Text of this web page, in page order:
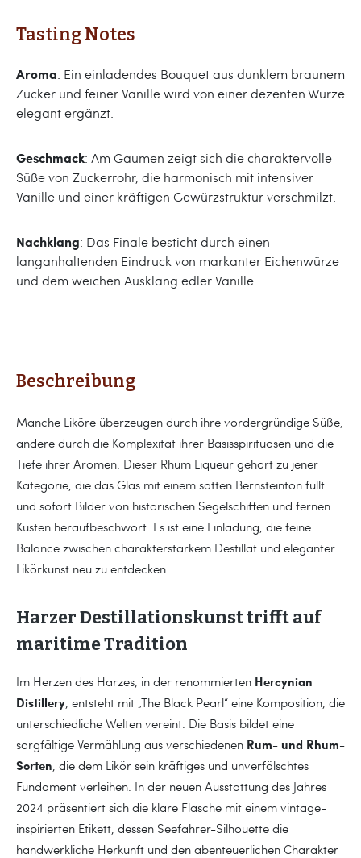
Tasting Notes
Aroma: Ein einladendes Bouquet aus dunklem braunem
Zucker und feiner Vanille wird von einer dezenten Würze
elegant ergänzt.
Geschmack: Am Gaumen zeigt sich die charaktervolle
Süße von Zuckerrohr, die harmonisch mit intensiver
Vanille und einer kräftigen Gewürzstruktur verschmilzt.
Nachklang: Das Finale besticht durch einen
langanhaltenden Eindruck von markanter Eichenwürze
und dem weichen Ausklang edler Vanille.
Beschreibung
Manche Liköre überzeugen durch ihre vordergründige Süße,
andere durch die Komplexität ihrer Basisspirituosen und die
Tiefe ihrer Aromen. Dieser Rhum Liqueur gehört zu jener
Kategorie, die das Glas mit einem satten Bernsteinton füllt
und sofort Bilder von historischen Segelschiffen und fernen
Küsten heraufbeschwört. Es ist eine Einladung, die feine
Balance zwischen charakterstarkem Destillat und eleganter
Likörkunst neu zu entdecken.
Harzer Destillationskunst trifft auf
maritime Tradition
Im Herzen des Harzes, in der renommierten Hercynian
Distillery , entsteht mit „The Black Pearl“ eine Komposition, die
unterschiedliche Welten vereint. Die Basis bildet eine
sorgfältige Vermählung aus verschiedenen Rum- und Rhum-
Sorten , die dem Likör sein kräftiges und unverfälschtes
Fundament verleihen. In der neuen Ausstattung des Jahres
2024 präsentiert sich die klare Flasche mit einem vintage-
inspirierten Etikett, dessen Seefahrer-Silhouette die
handwerkliche Herkunft und den abenteuerlichen Charakter